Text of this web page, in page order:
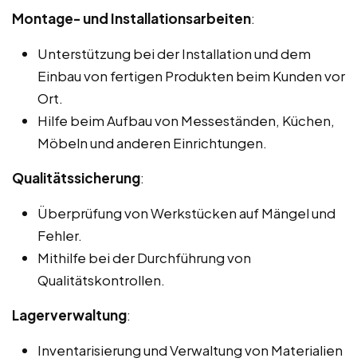
Montage- und Installationsarbeiten:
Unterstützung bei der Installation und dem
Einbau von fertigen Produkten beim Kunden vor
Ort.
Hilfe beim Aufbau von Messeständen, Küchen,
Möbeln und anderen Einrichtungen.
Qualitätssicherung:
Überprüfung von Werkstücken auf Mängel und
Fehler.
Mithilfe bei der Durchführung von
Qualitätskontrollen.
Lagerverwaltung:
Inventarisierung und Verwaltung von Materialien